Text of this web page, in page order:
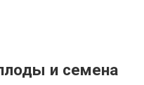
и семена